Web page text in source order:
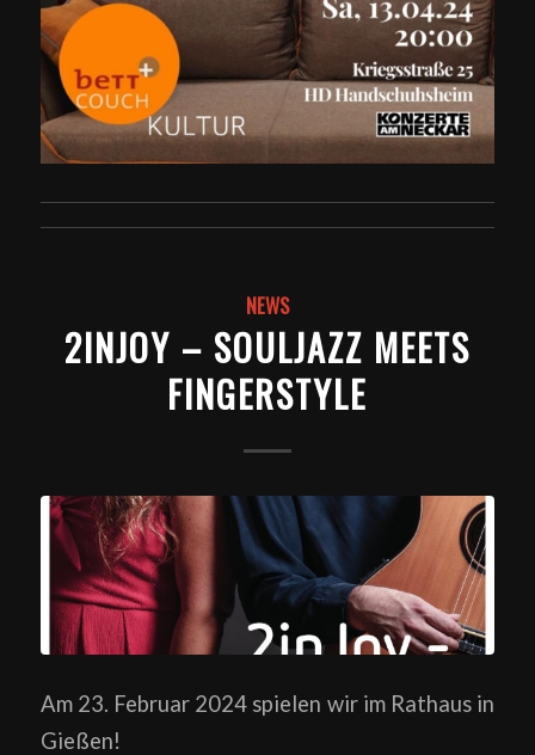
NEWS
2INJOY – SOULJAZZ MEETS
FINGERSTYLE
Am 23. Februar 2024 spielen wir im Rathaus in
Gießen!